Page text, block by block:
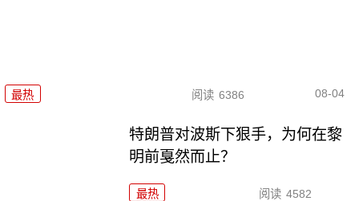
最热 阅读 6386 08-04
特朗普对波斯下狠手，为何在黎
明前戛然而止？
最热 阅读 4582